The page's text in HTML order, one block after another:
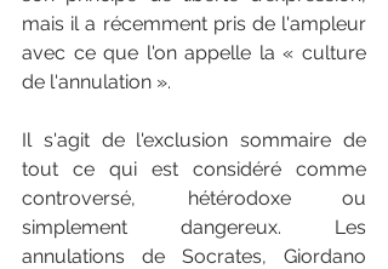
mais il a récemment pris de l'ampleur
avec ce que l'on appelle la « culture
de l'annulation ».
Il s'agit de l'exclusion sommaire de
tout ce qui est considéré comme
controversé, hétérodoxe ou
simplement dangereux. Les
annulations de Socrates, Giordano